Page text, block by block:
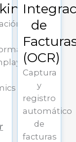
de
(OCR)
Captura
y
registro
automático
de
facturas